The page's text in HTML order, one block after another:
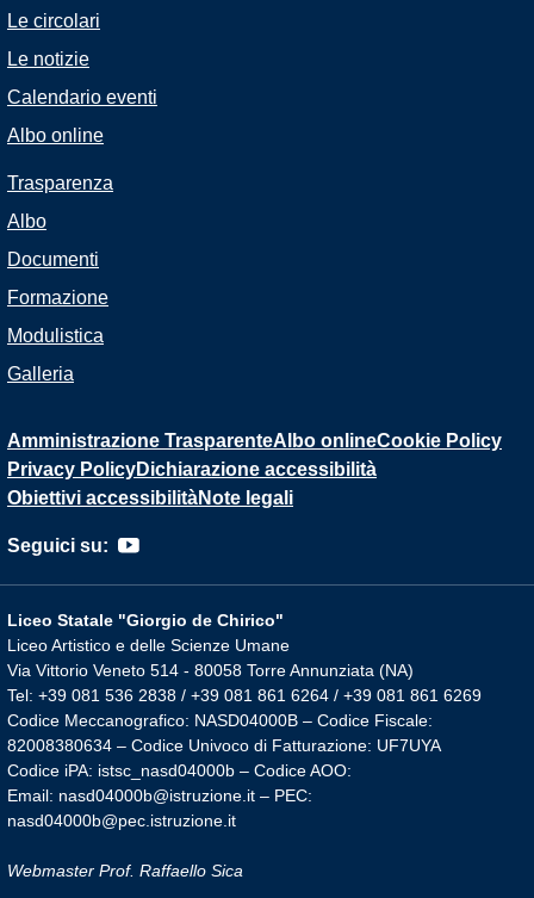
Le circolari
Le notizie
Calendario eventi
Albo online
Trasparenza
Albo
Documenti
Formazione
Modulistica
Galleria
Amministrazione TrasparenteAlbo onlineCookie Policy
Privacy PolicyDichiarazione accessibilità
Obiettivi accessibilitàNote legali
Seguici su:
Liceo Statale "Giorgio de Chirico"
Liceo Artistico e delle Scienze Umane
Via Vittorio Veneto 514 - 80058 Torre Annunziata (NA)
Tel: +39 081 536 2838 / +39 081 861 6264 / +39 081 861 6269
Codice Meccanografico: NASD04000B – Codice Fiscale:
82008380634 – Codice Univoco di Fatturazione: UF7UYA
Codice iPA: istsc_nasd04000b – Codice AOO:
Email: nasd04000b@istruzione.it – PEC:
nasd04000b@pec.istruzione.it
Webmaster Prof. Raffaello Sica